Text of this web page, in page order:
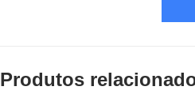
Produtos